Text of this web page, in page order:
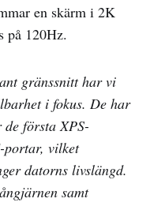
en skärm i 2K
på 120Hz.
gränssnitt har vi
i fokus. De har
första XPS-
portar, vilket
datorns livslängd.
samt